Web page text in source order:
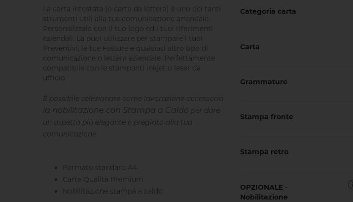
La carta intestata (o carta da lettera) è uno dei tanti
strumenti utili alla tua comunicazione aziendale.
Personalizzala con il tuo logo ed i tuoi riferimenti
aziendali. La puoi utilizzare per stampare i tuoi
Preventivi, le tue Fatture e qualsiasi altro tipo di
comunicazione o lettera aziendale. Perfettamente
compatibile con le stampanti inkjet o laser da
ufficio.
È possibile selezionare come lavorazione accessoria
la nobilitazione con Stampa a Caldo per dare
un aspetto più elegante e pregiato alla tua
comunicazione
Formato standard A4
Carte Qualità Premium
Nobilitazione stampa a caldo
Categoria carta
Carta
Grammature
Stampa fronte
Stampa retro
OPZIONALE -
Nobilitazione